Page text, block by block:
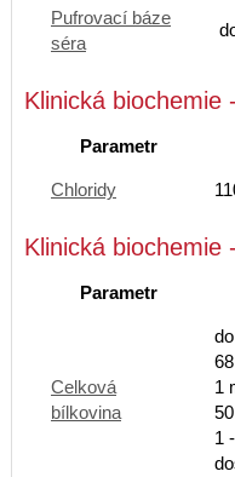
Pufrovací báze
séra
Klinická biochemie
Parametr
Chloridy
Klinická biochemie
Parametr
Celková
bílkovina
68
1
1